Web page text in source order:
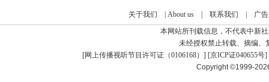
关于我们 About us| 联系我们
广
本网站所刊载信息，不代表中新
未经授权禁止转载、摘编、
[网上传播视听节目许可证（0106168） ] [京ICP证040655号]
Copyright ©1999-